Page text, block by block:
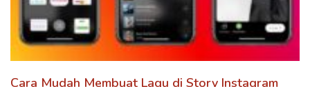
Cara Mudah Membuat Lagu di Story Instagram